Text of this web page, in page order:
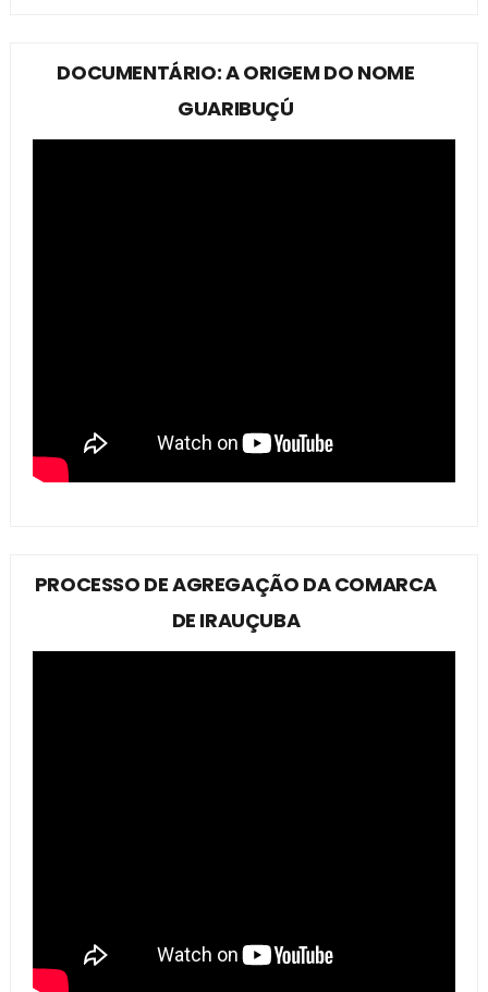
DOCUMENTÁRIO: A ORIGEM DO NOME
GUARIBUÇÚ
PROCESSO DE AGREGAÇÃO DA COMARCA
DE IRAUÇUBA